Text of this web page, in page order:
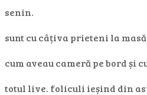
senin.
sunt cu câțiva prieteni la
cum aveau cameră pe bord și
totul live. foliculi ieșind din